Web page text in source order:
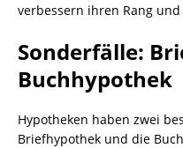
verbessern ihren Rang
Sonderfälle:
Buchhypothek
Hypotheken haben zwei
Briefhypothek und die